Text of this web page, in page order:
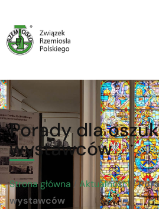
Porady dla
wystawców
Strona główna / Aktualności/
wystawców